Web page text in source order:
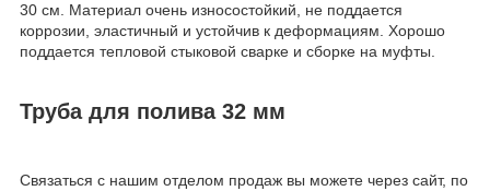
30 см. Материал очень износостойкий, не поддается
коррозии, эластичный и устойчив к деформациям. Хорошо
поддается тепловой стыковой сварке и сборке на муфты.
Труба для полива 32 мм
Связаться с нашим отделом продаж вы можете через сайт, по